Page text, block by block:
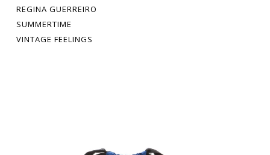
REGINA GUERREIRO
SUMMERTIME
VINTAGE FEELINGS